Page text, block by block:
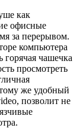
как
офисные
за перерывом.
компьютера
горячая чашечка
просмотреть
же удобный
позволит не